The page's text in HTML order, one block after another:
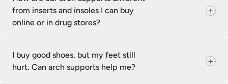
from inserts and insoles I can buy
online or in drug stores?
I buy good shoes, but my feet still
hurt. Can arch supports help me?